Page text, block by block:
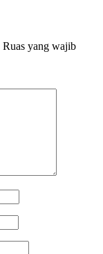
Ruas yang wajib